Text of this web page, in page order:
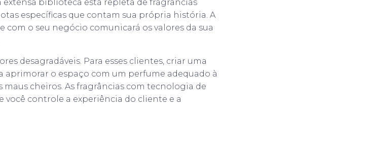
extensa biblioteca está repleta de fragrâncias
específicas que contam sua própria história. A
o seu negócio comunicará os valores da sua
desagradáveis. Para esses clientes, criar uma
o espaço com um perfume adequado à
cheiros. As fragrâncias com tecnologia de
controle a experiência do cliente e a